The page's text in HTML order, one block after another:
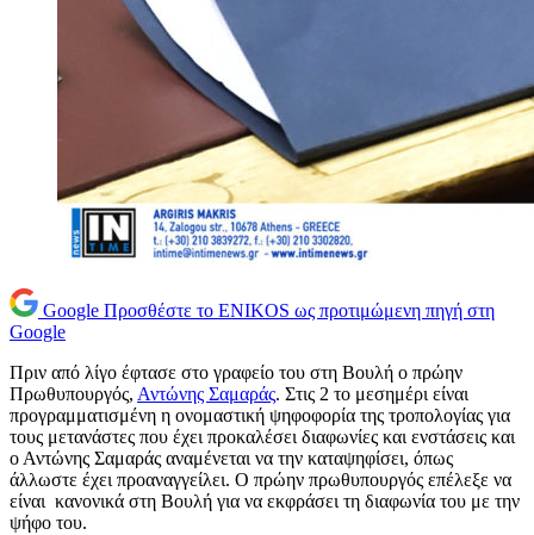
Google Προσθέστε το ENIKOS ως προτιμώμενη πηγή στη
Google
Πριν από λίγο έφτασε στο γραφείο του στη Βουλή ο πρώην
Πρωθυπουργός, Αντώνης Σαμαράς. Στις 2 το μεσημέρι είναι
προγραμματισμένη η ονομαστική ψηφοφορία της τροπολογίας για
τους μετανάστες που έχει προκαλέσει διαφωνίες και ενστάσεις και
ο Αντώνης Σαμαράς αναμένεται να την καταψηφίσει, όπως
άλλωστε έχει προαναγγείλει. Ο πρώην πρωθυπουργός επέλεξε να
είναι κανονικά στη Βουλή για να εκφράσει τη διαφωνία του με την
ψήφο του.